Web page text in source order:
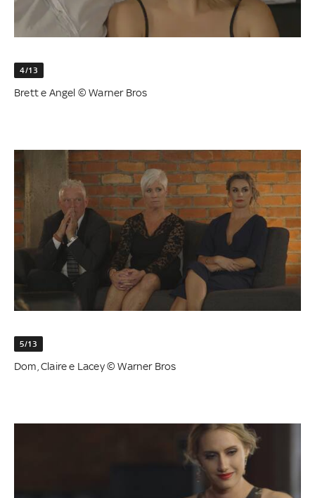
4/13
Brett e Angel © Warner Bros
5/13
Dom, Claire e Lacey © Warner Bros